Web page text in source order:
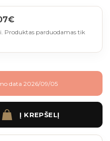
€
Produktas parduodamas tik
data 2026/09/05
3,9 m. Teak
Į KREPŠELĮ